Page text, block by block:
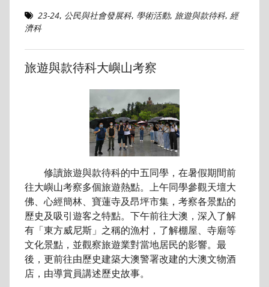
23-24, 公民與社會發展科, 學術活動, 旅遊與款待科, 經
濟科
旅遊與款待科大嶼山考察
修讀旅遊與款待科的中五同學，在暑假期間前
往大嶼山考察多個旅遊熱點。上午同學參觀天壇大
佛、心經簡林、寶蓮寺及昂坪市集，考察各景點的
歷史及吸引遊客之特點。下午前往大澳，深入了解
有「東方威尼斯」之稱的漁村，了解棚屋、寺廟等
文化景點，並觀察旅遊業對當地居民的影響。最
後，更前往由歷史建築大澳警署改建的大澳文物酒
店，由導賞員講述歷史故事。